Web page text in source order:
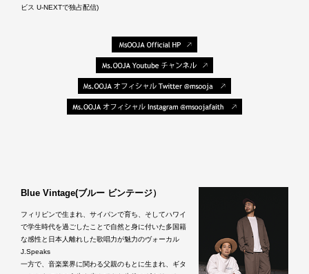
ビス U-NEXTで独占配信)
Blue Vintage(ブルー ビンテージ）
フィリピンで生まれ、サイパンで育ち、そしてハワイ
で学生時代を過ごしたことで自然と身に付いた多国籍
な感性と日本人離れした歌唱力が魅力のヴォーカル
J.Speaks
一方で、音楽業界に関わる父親のもとに生まれ、ギタ